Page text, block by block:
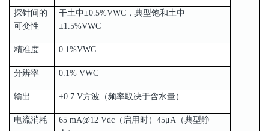
探针间的
可变性
干土中±0.5%VWC，典型饱和土中
±1.5%VWC
精准度 0.1%VWC
分辨率 0.1% VWC
输出 ±0.7 V方波（频率取决于含水量）
电流消耗
65 mA@12 Vdc（启用时）45μA（典型静